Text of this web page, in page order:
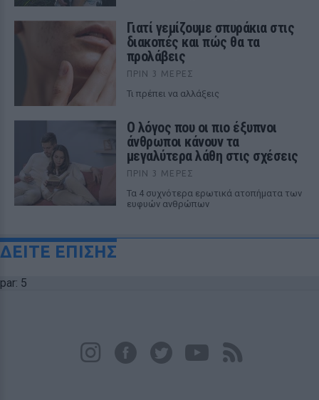
Γιατί γεμίζουμε σπυράκια στις
διακοπές και πώς θα τα
προλάβεις
ΠΡΙΝ 3 ΜΈΡΕΣ
Τι πρέπει να αλλάξεις
Ο λόγος που οι πιο έξυπνοι
άνθρωποι κάνουν τα
μεγαλύτερα λάθη στις σχέσεις
ΠΡΙΝ 3 ΜΈΡΕΣ
Τα 4 συχνότερα ερωτικά ατοπήματα των
ευφυών ανθρώπων
ΔΕΙΤΕ ΕΠΙΣΗΣ
par: 5